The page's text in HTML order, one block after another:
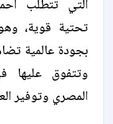
التي تتطلب
تحتية قوية،
بجودة عالمية
وتتفوق عليها
المصري وتوفير